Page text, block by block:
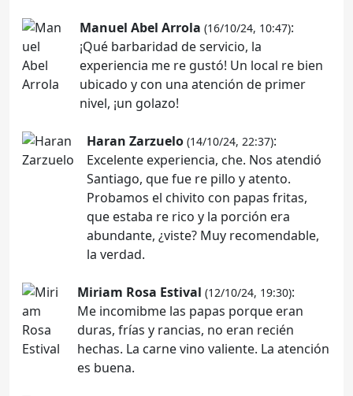
Manuel Abel Arrola (16/10/24, 10:47):
¡Qué barbaridad de servicio, la
experiencia me re gustó! Un local re bien
ubicado y con una atención de primer
nivel, ¡un golazo!
Haran Zarzuelo (14/10/24, 22:37):
Excelente experiencia, che. Nos atendió
Santiago, que fue re pillo y atento.
Probamos el chivito con papas fritas,
que estaba re rico y la porción era
abundante, ¿viste? Muy recomendable,
la verdad.
Miriam Rosa Estival (12/10/24, 19:30):
Me incomibme las papas porque eran
duras, frías y rancias, no eran recién
hechas. La carne vino valiente. La atención
es buena.